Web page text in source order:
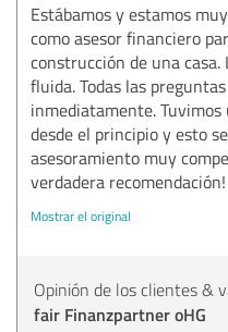
Estábamos y estamos
como asesor financiero
construcción de una
fluida. Todas las
inmediatamente. Tuvimos
desde el principio y esto
asesoramiento muy
verdadera recomendación!
Mostrar el original
Opinión de los clientes &
fair Finanzpartner oHG